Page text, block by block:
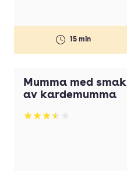
15 min
Mumma med smak
av kardemumma
Betyg: 3.47 av 5